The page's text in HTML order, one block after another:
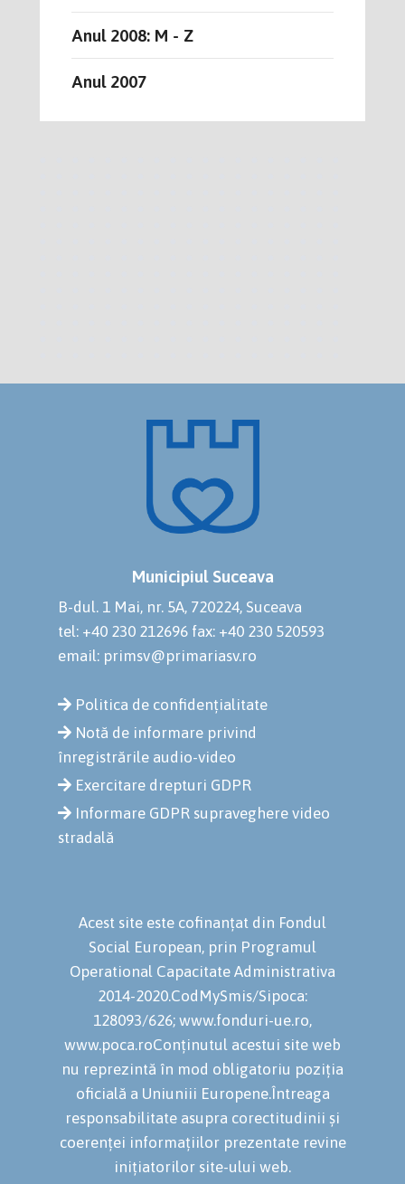
Anul 2008: M - Z
Anul 2007
Municipiul Suceava
B-dul. 1 Mai, nr. 5A, 720224, Suceava
tel: +40 230 212696 fax: +40 230 520593
email: primsv@primariasv.ro
Politica de confidențialitate
Notă de informare privind
înregistrările audio-video
Exercitare drepturi GDPR
Informare GDPR supraveghere video
stradală
Acest site este cofinanțat din Fondul
Social European, prin Programul
Operational Capacitate Administrativa
2014-2020.CodMySmis/Sipoca:
128093/626; www.fonduri-ue.ro,
www.poca.roConținutul acestui site web
nu reprezintă în mod obligatoriu poziția
oficială a Uniuniii Europene.Întreaga
responsabilitate asupra corectitudinii și
coerenței informațiilor prezentate revine
inițiatorilor site-ului web.